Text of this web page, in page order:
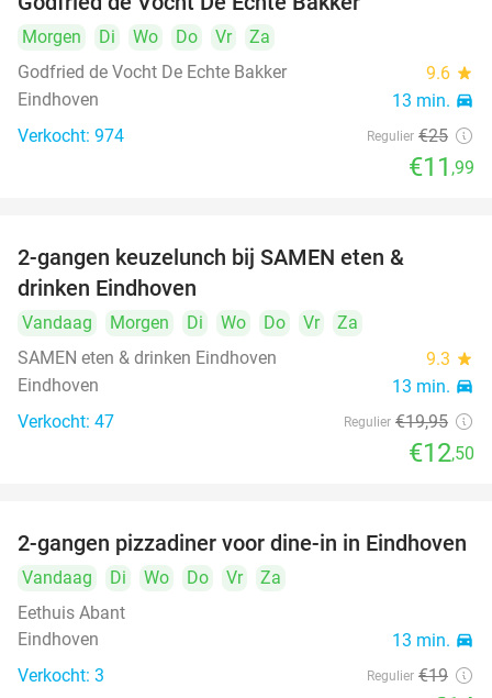
Morgen Di Wo Do Vr
Za
Godfried de Vocht De Echte Bakker
9.6 star
Eindhoven 13 min. directions_car
Verkocht: 974 Regulier €25
€11 ,99
2-gangen keuzelunch bij SAMEN eten &
drinken Eindhoven
Vandaag Morgen Di Wo Do Vr
Za
SAMEN eten & drinken Eindhoven
9.3 star
Eindhoven 13 min. directions_car
Verkocht: 47 Regulier €19,95
€12,50
26%
2-gangen pizzadiner voor dine-in in Eindhoven
Vandaag Di Wo Do Vr
Za
Eethuis Abant
Eindhoven
13 min. directions_car
Verkocht: 3 Regulier €19